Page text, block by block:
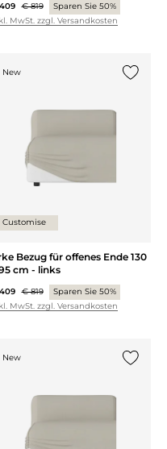
€ 819
Sparen Sie 50%
MwSt. zzgl. Versandkosten
New
Customise
Bezug für offenes Ende 130
cm - links
€ 819
Sparen Sie 50%
MwSt. zzgl. Versandkosten
New